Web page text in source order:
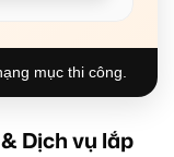
mục thi công.
Dịch vụ lắp